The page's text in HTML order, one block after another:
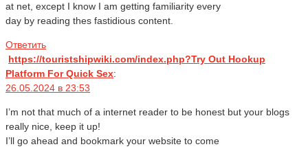
at net, except I know I am getting familiarity every
day by reading thes fastidious content.
Ответить
https://touristshipwiki.com/index.php?Try Out Hookup
Platform For Quick Sex:
26.05.2024 в 23:53
I’m not that much of a internet reader to be honest but your blogs
really nice, keep it up!
I’ll go ahead and bookmark your website to come